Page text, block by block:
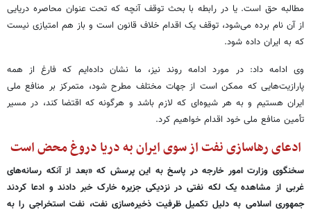
مطالبه حق است. یا در رابطه با بحث توقف آنچه که تحت عنوان محاصره دریایی
از آن نام برده می‌شود، توقف یک اقدام خلاف قانون است و باز هم امتیازی نیست
که به ایران داده شود.
وی ادامه داد: در مورد ادامه روند نیز، ما نشان داده‌ایم که فارغ از همه
پارازیت‌هایی که ممکن است از جهات مختلف مطرح شود، متمرکز بر منافع ملی
ایران هستیم و به هر شیوه‌ای که لازم باشد و هرگونه که اقتضا کند، در مسیر
تأمین منافع ملی خود اقدام خواهیم کرد.
ادعای رهاسازی نفت از سوی ایران به دریا دروغ محض است
سخنگوی وزارت امور خارجه در پاسخ به این پرسش که «بعد از آنکه رسانه‌های
غربی از مشاهده یک لکه نفتی در نزدیکی جزیره خارک خبر دادند و ادعا کردند
جمهوری اسلامی به دلیل تکمیل ظرفیت ذخیره‌سازی نفت، نفت استخراجی را به